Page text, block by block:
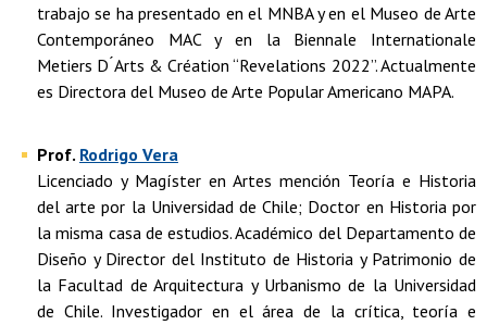
trabajo se ha presentado en el MNBA y en el Museo de Arte
Contemporáneo MAC y en la Biennale Internationale
Metiers D ́Arts & Création “Revelations 2022”. Actualmente
es Directora del Museo de Arte Popular Americano MAPA.
Prof. Rodrigo Vera
Licenciado y Magíster en Artes mención Teoría e Historia
del arte por la Universidad de Chile; Doctor en Historia por
la misma casa de estudios. Académico del Departamento de
Diseño y Director del Instituto de Historia y Patrimonio de
la Facultad de Arquitectura y Urbanismo de la Universidad
de Chile. Investigador en el área de la crítica, teoría e